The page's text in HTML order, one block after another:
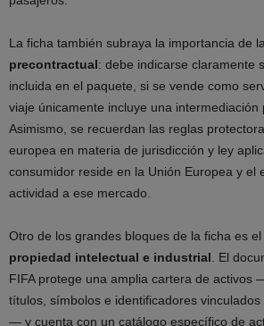
La ficha también subraya la importancia de
precontractual: debe indicarse claramente
incluida en el paquete, si se vende como
viaje únicamente incluye una intermediación
Asimismo, se recuerdan las reglas
europea en materia de jurisdicción y ley
consumidor reside en la Unión Europea y el
actividad a ese mercado.
Otro de los grandes bloques de la ficha es
propiedad intelectual e industrial. El
FIFA protege una amplia cartera de activos
títulos, símbolos e identificadores
— y cuenta con un catálogo específico de